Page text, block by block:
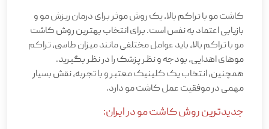
کاشت مو با تراکم بالا، یک روش موثر برای درمان ریزش مو و
بازیابی اعتماد به نفس است. برای انتخاب بهترین روش کاشت
مو با تراکم بالا، باید عوامل مختلفی مانند میزان طاسی، تراکم
موهای اهدایی، بودجه و نظر پزشک را در نظر بگیرید.
همچنین، انتخاب یک کلینیک معتبر و با تجربه، نقش بسیار
مهمی در موفقیت عمل کاشت مو دارد.
جدیدترین روش کاشت مو در ایران: